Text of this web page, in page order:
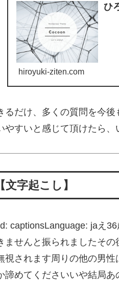
ひ
hiroyuki-ziten.com
るだけ、多くの質問を今後
やすいと感じて頂けたら、
【文字起こし】
captionsLanguage: jaえ
ませんと振られましたそ
視されます周りの他の男
諦めてくださいいや結局